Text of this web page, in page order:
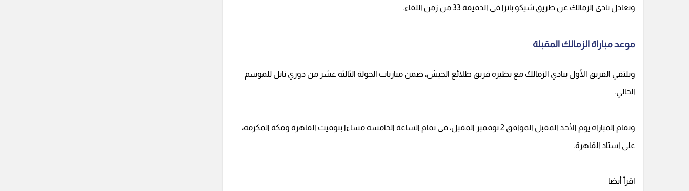
وتعادل نادي الزمالك عن طريق شيكو بانزا في الدقيقة 33 من زمن اللقاء.
موعد مباراة الزمالك المقبلة
ويلتقي الفريق الأول بنادي الزمالك مع نظيره فريق طلائع الجيش، ضمن مباريات الجولة الثالثة عشر من دوري نايل للموسم
الحالي.
وتقام المباراة يوم الأحد المقبل الموافق 2 نوفمبر المقبل، في تمام الساعة الخامسة مساءا بتوقيت القاهرة ومكة المكرمة،
على استاد القاهرة.
اقرأ أيضا